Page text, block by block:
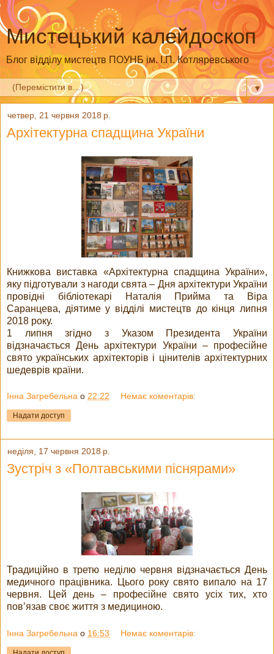
Мистецький калейдоскоп
Блог відділу мистецтв ПОУНБ ім. І.П. Котляревського
▼
четвер, 21 червня 2018 р.
Архітектурна спадщина України
Книжкова виставка «Архітектурна спадщина України»,
яку підготували з нагоди свята – Дня архітектури України
провідні бібліотекарі Наталія Прийма та Віра
Саранцева, діятиме у відділі мистецтв до кінця липня
2018 року.
1 липня згідно з Указом Президента України
відзначається День архітектури України – професійне
свято українських архітекторів і цінителів архітектурних
шедеврів країни.
Інна Загребельна о 22:22 Немає коментарів:
Надати доступ
неділя, 17 червня 2018 р.
Зустріч з «Полтавськими піснярами»
Традиційно в третю неділю червня відзначається День
медичного працівника. Цього року свято випало на 17
червня. Цей день – професійне свято усіх тих, хто
пов’язав своє життя з медициною.
Інна Загребельна о 16:53 Немає коментарів: